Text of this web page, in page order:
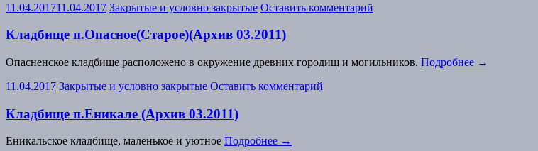
11.04.201711.04.2017 Закрытые и условно закрытые Оставить комментарий
Кладбище п.Опасное(Старое)(Архив 03.2011)
Опасненское кладбище расположено в окружение древних городищ и могильников. Подробнее →
11.04.2017 Закрытые и условно закрытые Оставить комментарий
Кладбище п.Еникале (Архив 03.2011)
Еникальское кладбище, маленькое и уютное Подробнее →